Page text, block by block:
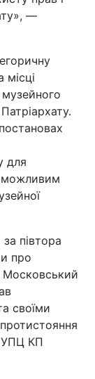
—
місці
для
можливим
півтора
про
Московський
своїми
УПЦ КП